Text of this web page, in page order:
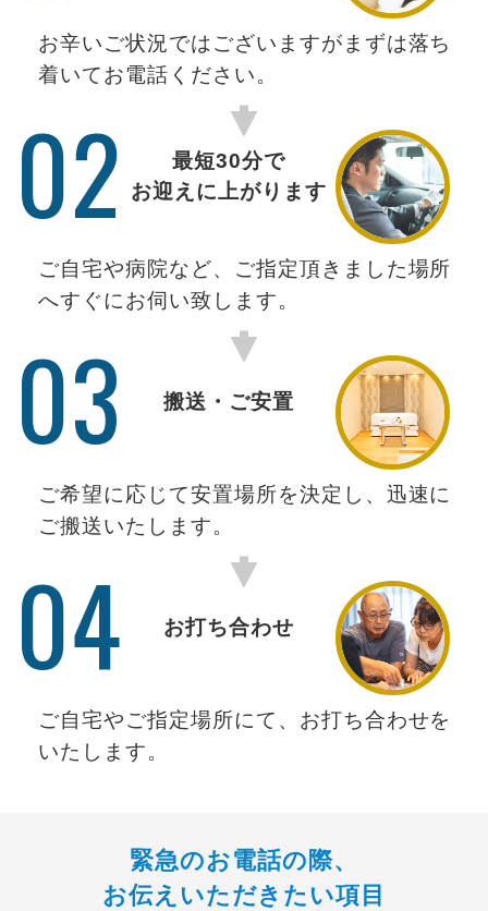
お辛いご状況ではございますがまずは落ち
着いてお電話ください。
02
最短30分で
お迎えに上がります
ご自宅や病院など、ご指定頂きました場所
へすぐにお伺い致します。
03 搬送・ご安置
ご希望に応じて安置場所を決定し、迅速に
ご搬送いたします。
04 お打ち合わせ
ご自宅やご指定場所にて、お打ち合わせを
いたします。
緊急のお電話の際、
お伝えいただきたい項目